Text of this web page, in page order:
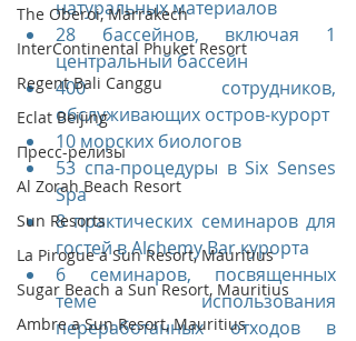
The Oberoi, Marrakech
InterContinental Phuket Resort
Regent Bali Canggu
Eclat Beijing
Пресс-релизы
Al Zorah Beach Resort
Sun Resorts
La Pirogue a Sun Resort, Mauritius
Sugar Beach a Sun Resort, Mauritius
Ambre a Sun Resort, Mauritius
натуральных материалов
28 бассейнов, включая 1
центральный бассейн
400 сотрудников,
обслуживающих остров-курорт
10 морских биологов
53 спа-процедуры в Six Senses
Spa
8 практических семинаров для
гостей в Alchemy Bar курорта
6 семинаров, посвященных
теме использования
переработанных отходов в